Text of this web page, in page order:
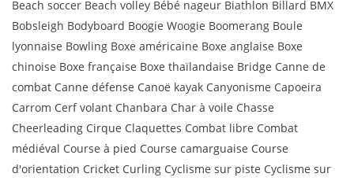
Beach soccer Beach volley Bébé nageur Biathlon Billard BMX
Bobsleigh Bodyboard Boogie Woogie Boomerang Boule
lyonnaise Bowling Boxe américaine Boxe anglaise Boxe
chinoise Boxe française Boxe thaïlandaise Bridge Canne de
combat Canne défense Canoë kayak Canyonisme Capoeira
Carrom Cerf volant Chanbara Char à voile Chasse
Cheerleading Cirque Claquettes Combat libre Combat
médiéval Course à pied Course camarguaise Course
d'orientation Cricket Curling Cyclisme sur piste Cyclisme sur